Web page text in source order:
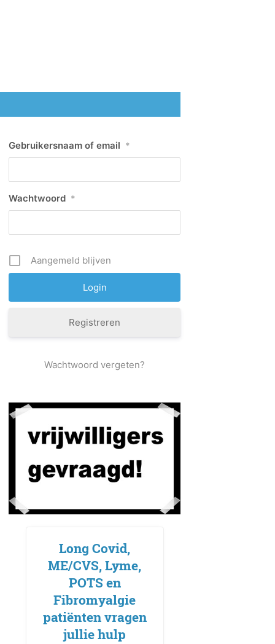
Gebruikersnaam of email *
Wachtwoord *
Aangemeld blijven
Registreren
Wachtwoord vergeten?
Long Covid,
ME/CVS, Lyme,
POTS en
Fibromyalgie
patiënten vragen
jullie hulp